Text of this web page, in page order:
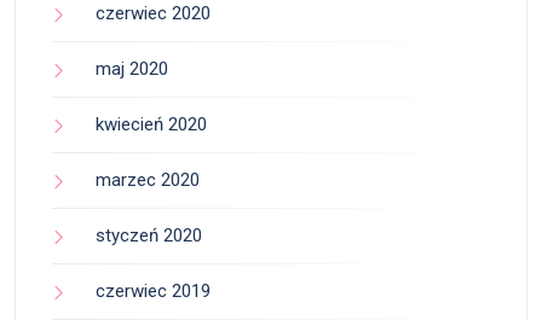
czerwiec 2020
maj 2020
kwiecień 2020
marzec 2020
styczeń 2020
czerwiec 2019